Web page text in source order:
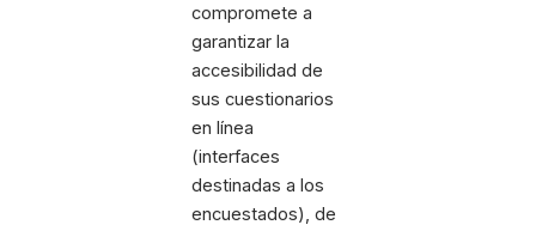
compromete a
garantizar la
accesibilidad de
sus cuestionarios
en línea
(interfaces
destinadas a los
encuestados), de